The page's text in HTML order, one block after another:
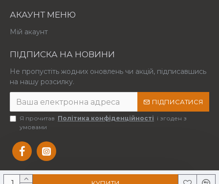
АКАУНТ МЕНЮ
Мій акаунт
ПІДПИСКА НА НОВИНИ
Не пропустіть жодних оновлень чи акцій, підписавшись
на нашу розсилку.
ПІДПИСАТИСЯ
Я прочитав Політика конфіденційності і згоден з
умовами